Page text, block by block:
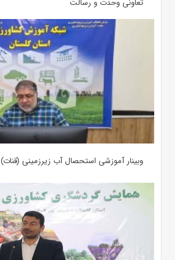
تعاونی وحدت و رسالت
وبینار آموزشی استحصال آب زیرزمینی (قنات)